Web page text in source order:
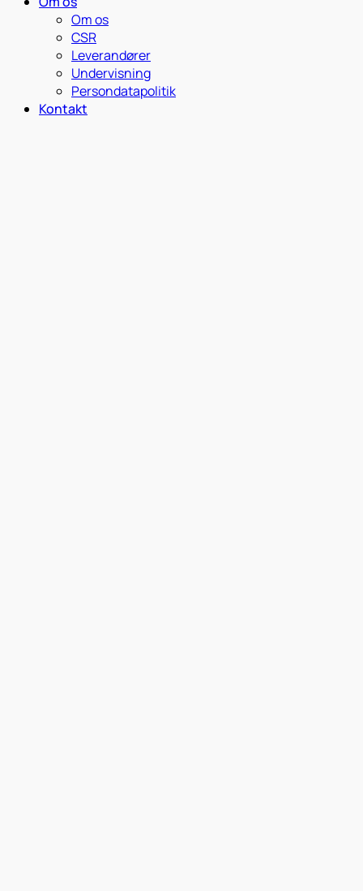
Om os
CSR
Leverandører
Undervisning
Persondatapolitik
Kontakt